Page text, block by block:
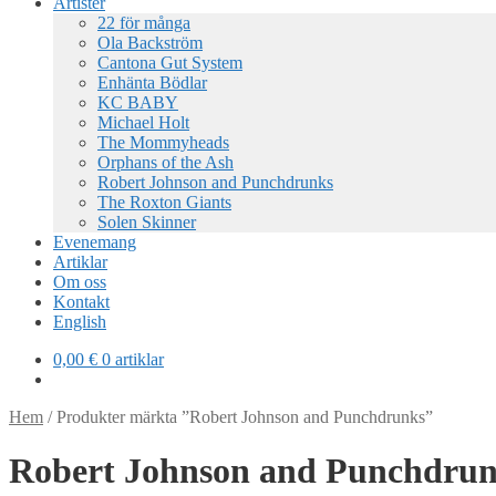
22 för många
Ola Backström
Cantona Gut System
Enhänta Bödlar
KC BABY
Michael Holt
The Mommyheads
Orphans of the Ash
Robert Johnson and Punchdrunks
The Roxton Giants
Solen Skinner
Evenemang
Artiklar
Om oss
Kontakt
English
0,00 € 0 artiklar
Hem /Produkter märkta ”Robert Johnson and Punchdrunks”
Robert Johnson and